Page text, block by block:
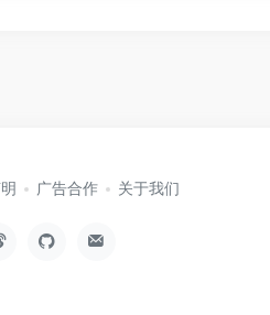
广告合作 关于我们